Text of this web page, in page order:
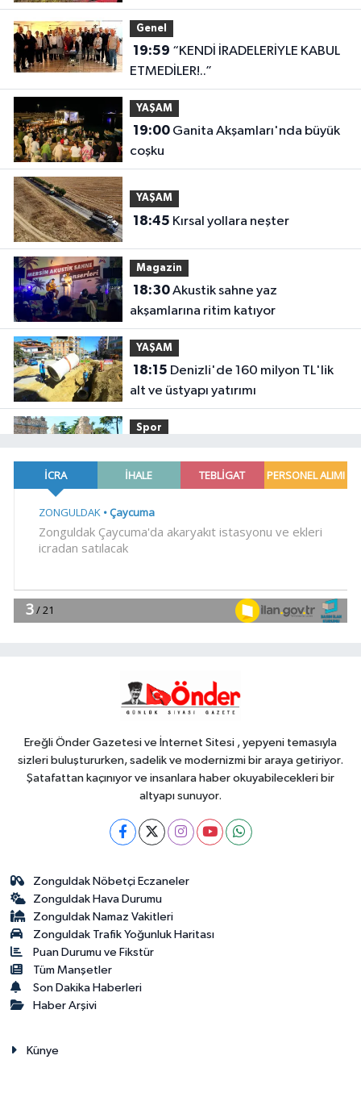
Genel
19:59
ETMEDİLER!..”
YAŞAM
19:00Ganita Akşamları'nda büyük
coşku
YAŞAM
18:45 Kırsal yollara neşter
Magazin
18:30Akustik sahne yaz
akşamlarına ritim katıyor
YAŞAM
18:15
alt ve üstyapı yatırımı
Spor
İstanbul'da
17:45Ayvalık'ta üretici ve el emeği
17:17
Harmancık'ta da yolları yeniliyor
Ereğli Önder Gazetesi ve İnternet Sitesi , yepyeni temasıyla
sizleri buluştururken, sadelik ve modernizmi bir araya getiriyor.
Şatafattan kaçınıyor ve insanlara haber okuyabilecekleri bir
altyapı sunuyor.
Zonguldak Nöbetçi Eczaneler
Zonguldak Hava Durumu
Zonguldak Namaz Vakitleri
Zonguldak Trafik Yoğunluk Haritası
Puan Durumu ve Fikstür
Tüm Manşetler
Son Dakika Haberleri
Haber Arşivi
Künye